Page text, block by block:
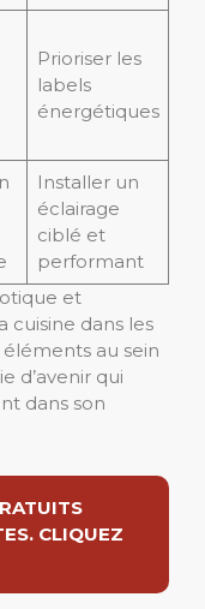
Prioriser les
labels
énergétiques
Installer un
éclairage
ciblé et
performant
et
cuisine dans les
au sein
d’avenir qui
dans son
CLIQUEZ